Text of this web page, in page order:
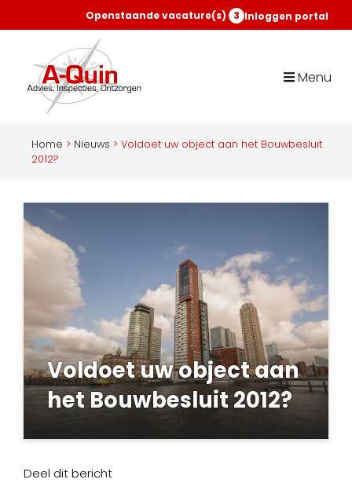
Openstaande vacature(s) 3 Inloggen portal
Menu
Home > Nieuws > Voldoet uw object aan het Bouwbesluit
2012?
Voldoet uw object aan
het Bouwbesluit 2012?
Deel dit bericht